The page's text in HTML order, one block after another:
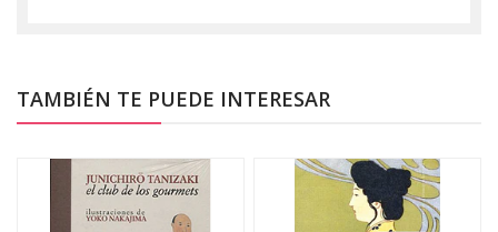
TAMBIÉN TE PUEDE INTERESAR